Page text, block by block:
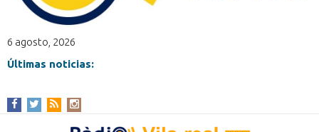
6 agosto, 2026
Últimas noticias: